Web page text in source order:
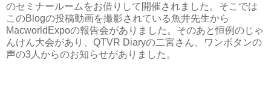
のセミナールームをお借りして開催されました。そこでは
このBlogの投稿動画を撮影されている魚井先生から
MacworldExpoの報告会がありました。そのあと恒例のじゃ
んけん大会があり、QTVR Diaryの二宮さん、ワンボタンの
声の3人からのお知らせがありました。